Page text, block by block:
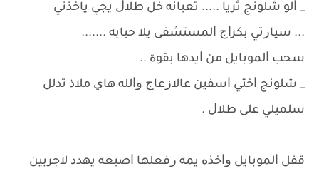
_ ﺍﻟﻮ ﺷﻠﻮﻧﺞ ﺛﺮﻳﺎ ..... ﺗﻌﺒﺎﻧﻪ ﺧﻞ ﻃﻼﻝ ﻳﺠﻲ ﻳﺎﺧﺬﻧﻲ
... ﺳﻴﺎﺭﺗﻲ ﺑﻜﺮﺍﺝ ﺍﻟﻤﺴﺘﺸﻔﻰ ﻳﻼ ﺣﺒﺎﺑﻪ .......
ﺳﺤﺐ ﺍﻟﻤﻮﺑﺎﻳﻞ ﻣﻦ ﺍﻳﺪﻫﺎ ﺑﻘﻮﺓ ..
_ ﺷﻠﻮﻧﺞ ﺍﺧﺘﻲ ﺍﺳﻔﻴﻦ ﻋﺎﻻﺯﻋﺎﺝ ﻭﺍﻟﻠﻪ ﻫﺎﻱ ﻣﻼﺫ ﺗﺪﻟﻞ
ﺳﻠﻤﻴﻠﻲ ﻋﻠﻰ ﻃﻼﻝ .
ﻗﻔﻞ ﺍﻟﻤﻮﺑﺎﻳﻞ ﻭﺍﺧﺬﻩ ﻳﻤﻪ ﺭﻓﻌﻠﻬﺎ ﺍﺻﺒﻌﻪ ﻳﻬﺪﺩ ﻻﺟﺮﺑﻴﻦ